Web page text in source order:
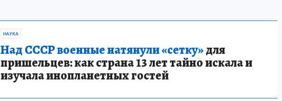
НАУКА
Над СССР военные натянули «сетку»для
пришельцев: как страна 13 лет тайно искала и
изучала инопланетных гостей